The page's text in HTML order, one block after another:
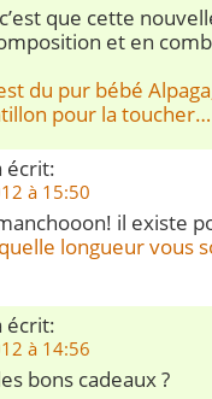
que cette
et en
du pur bébé
pour la
écrit:
à 15:50
il existe
longueur vous
écrit:
à 14:56
bons cadeaux ?